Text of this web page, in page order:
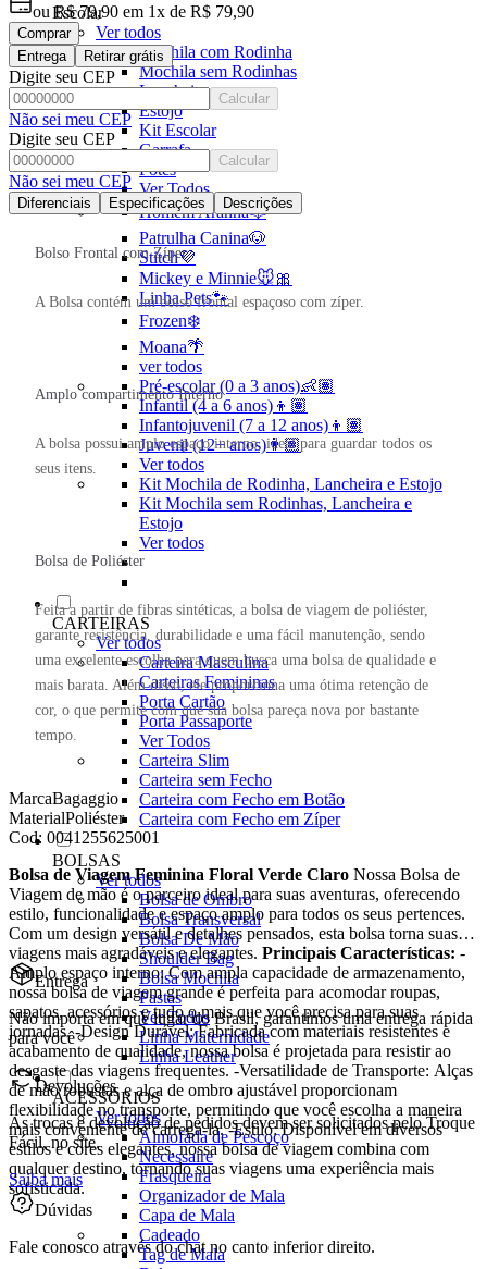
Escolar
Ver todos
Mochila com Rodinha
Mochila sem Rodinhas
Lancheira
Estojo
Kit Escolar
Garrafa
Potes
Ver Todos
Homem Aranha🕸️
Patrulha Canina🐶
Stitch💜
Mickey e Minnie🐭🎀
Linha Pets🐾
Frozen❄️
Moana🌴
ver todos
Pré-escolar (0 a 3 anos)👶🏽
Infantil (4 a 6 anos)👦🏽
Infantojuvenil (7 a 12 anos)👦🏽
Juvenil (12+ anos)👨🏽
Ver todos
Kit Mochila de Rodinha, Lancheira e Estojo
Kit Mochila sem Rodinhas, Lancheira e
Estojo
Ver todos
CARTEIRAS
Ver todos
Carteira Masculina
Carteiras Femininas
Porta Cartão
Porta Passaporte
Ver Todos
Carteira Slim
Carteira sem Fecho
Carteira com Fecho em Botão
Carteira com Fecho em Zíper
BOLSAS
Ver todos
Bolsa de Ombro
Bolsa Transversal
Bolsa De Mão
Shoulder Bag
Bolsa Mochila
Pastas
Ver Todos
Linha Maternidade
Linha Leather
ACESSÓRIOS
Ver todos
Almofada de Pescoço
Necessaire
Frasqueira
Organizador de Mala
Capa de Mala
Cadeado
Tag de Mala
ouR$ 79,90 em 1x de R$ 79,90
Comprar
Entrega
Retirar grátis
Digite seu CEP
Calcular
Não sei meu CEP
Digite seu CEP
Calcular
Não sei meu CEP
Diferenciais Especificações Descrições
Bolso Frontal com Zíper
A Bolsa contém um bolso frontal espaçoso com zíper.
Amplo compartimento Interno
A bolsa possui amplo espaço interno, ideal para guardar todos os
seus itens.
Bolsa de Poliéster
Feita a partir de fibras sintéticas, a bolsa de viagem de poliéster,
garante resistência, durabilidade e uma fácil manutenção, sendo
uma excelente escolha para quem busca uma bolsa de qualidade e
mais barata. Além disso, ele proporciona uma ótima retenção de
cor, o que permite com que sua bolsa pareça nova por bastante
tempo.
MarcaBagaggio
MaterialPoliéster
Cod: 0041255625001
Bolsa de Viagem Feminina Floral Verde Claro Nossa Bolsa de
Viagem de mão é o parceiro ideal para suas aventuras, oferecendo
estilo, funcionalidade e espaço amplo para todos os seus pertences.
Com um design versátil e detalhes pensados, esta bolsa torna suas
viagens mais agradáveis e elegantes. Principais Características:
Amplo espaço interno: Com ampla capacidade de armazenamento,
nossa bolsa de viagem grande é perfeita para acomodar roupas,
sapatos, acessórios e tudo o mais que você precisa para suas
jornadas. -Design Durável: Fabricada com materiais resistentes e
acabamento de qualidade, nossa bolsa é projetada para resistir ao
desgaste das viagens frequentes. -Versatilidade de Transporte: Alças
de mão robustas e alça de ombro ajustável proporcionam
flexibilidade no transporte, permitindo que você escolha a maneira
mais conveniente de carregá-la. -Estilo: Disponível em diversos
estilos e cores elegantes, nossa bolsa de viagem combina com
qualquer destino, tornando suas viagens uma experiência mais
sofisticada.
Entrega
Não importa em que lugar do Brasil, garantimos uma entrega rápida
para você
Devoluções
As trocas e devolução de pedidos devem ser solicitados pelo Troque
Fácil, no site.
Saiba mais
Dúvidas
Fale conosco através do chat no canto inferior direito.